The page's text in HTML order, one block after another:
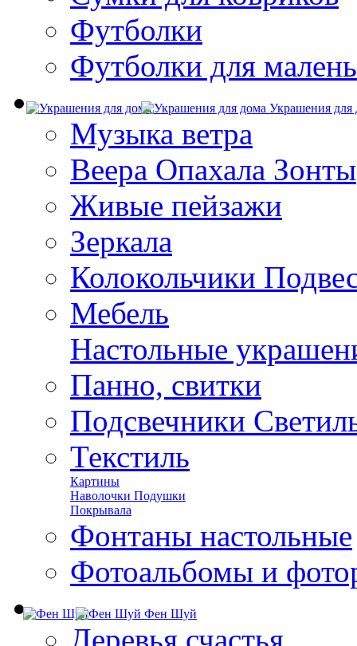
Футболки
Футболки для
Украшения для
Музыка ветра
Веера Опахала Зонты
Живые пейзажи
Зеркала
Колокольчики
Мебель
Настольные
Панно, свитки
Подсвечники
Текстиль
Картины
Наволочки Подушки
Покрывала
Фонтаны настольные
Фотоальбомы и
Фен Шуй